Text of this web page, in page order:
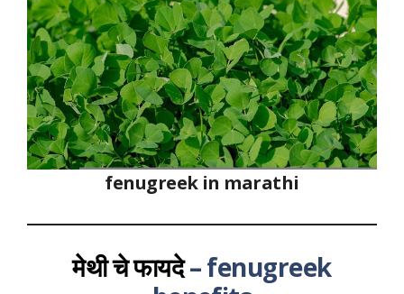
fenugreek in marathi
मेथी चे फायदे– fenugreek